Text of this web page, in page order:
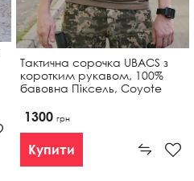
Тактична сорочка UBACS з
коротким рукавом, 100%
бавовна Піксель, Coyote
1300 грн
Купити